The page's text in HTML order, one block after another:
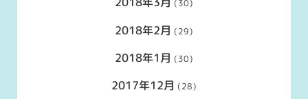
(30)
2018年2月 (29)
2018年1月 (30)
2017年12月 (28)